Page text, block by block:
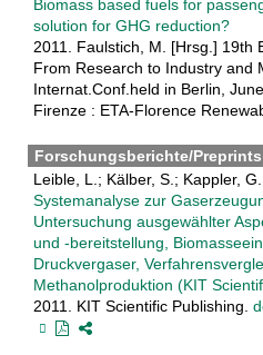
Biomass based fuels for
solution for GHG reduction?
2011. Faulstich, M. [Hrsg.] 19th
From Research to Industry and
Internat.Conf.held in Berlin,
Firenze : ETA-Florence
Forschungsberichte/Preprints
Leible, L.; Kälber, S.; Kappler, G.
Systemanalyse zur
Untersuchung ausgewählter
und -bereitstellung,
Druckvergaser,
Methanolproduktion (KIT
2011. KIT Scientific Publishing.